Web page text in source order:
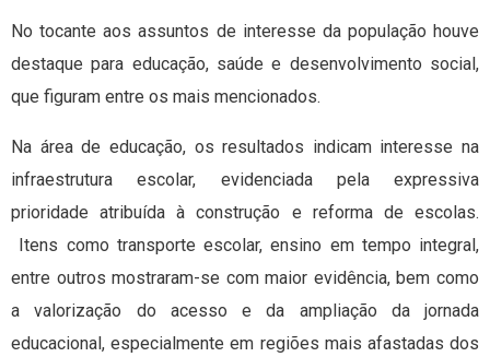
No tocante aos assuntos de interesse da população houve
destaque para educação, saúde e desenvolvimento social,
que figuram entre os mais mencionados.
Na área de educação, os resultados indicam interesse na
infraestrutura escolar, evidenciada pela expressiva
prioridade atribuída à construção e reforma de escolas.
Itens como transporte escolar, ensino em tempo integral,
entre outros mostraram-se com maior evidência, bem como
a valorização do acesso e da ampliação da jornada
educacional, especialmente em regiões mais afastadas dos